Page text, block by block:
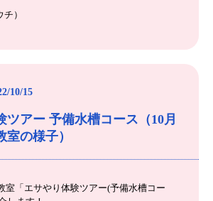
）
10/15
ツアー 予備水槽コース（10月
室の様子）
室「エサやり体験ツアー(予備水槽コー